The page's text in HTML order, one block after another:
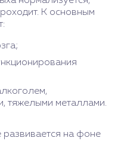
К основным
тяжелыми металлами.
развивается на фоне